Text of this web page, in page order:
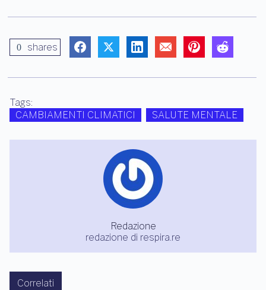
0 shares
Tags:
CAMBIAMENTI CLIMATICI
SALUTE MENTALE
Redazione
redazione di respira.re
Correlati